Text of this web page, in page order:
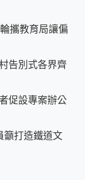
攜教育局讓偏
告別式各界齊
促設專案辦公
打造鐵道文